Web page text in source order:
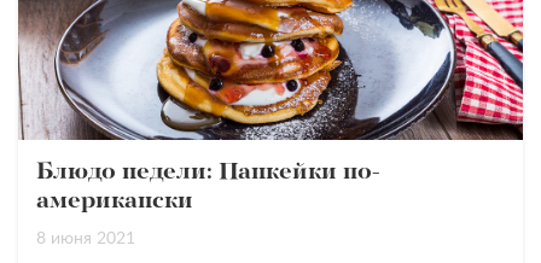
Блюдо недели: Панкейки по-
американски
8 июня 2021